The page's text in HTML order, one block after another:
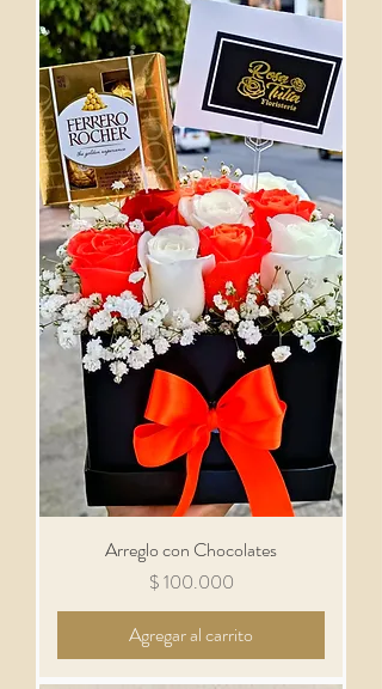
Arreglo con Chocolates
Precio
$ 100.000
Agregar al carrito